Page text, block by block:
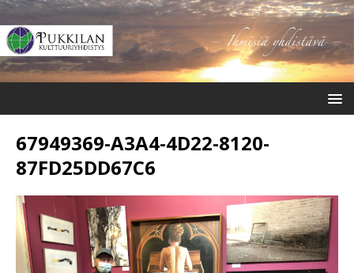
67949369-A3A4-4D22-8120-
87FD25DD67C6